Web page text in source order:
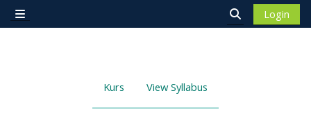
Zum Hauptinhalt
Website-Übersicht
Sucheingabe
Login
Kurs View Syllabus